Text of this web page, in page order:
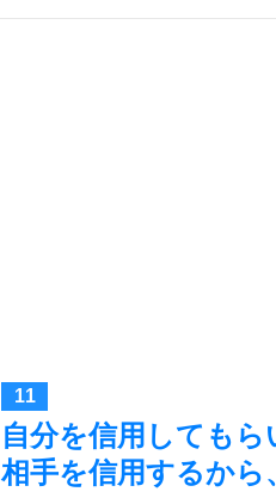
自分を信用してもら
相手を信用するから